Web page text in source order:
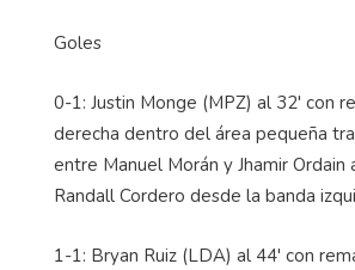
Goles
0-1: Justin Monge (MPZ) al 32' con
derecha dentro del área pequeña
entre Manuel Morán y Jhamir Ordain
Randall Cordero desde la banda
1-1: Bryan Ruiz (LDA) al 44' con